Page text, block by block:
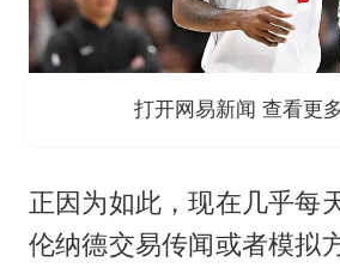
打开网易新闻 查看更
正因为如此，现在几乎每
伦纳德交易传闻或者模拟